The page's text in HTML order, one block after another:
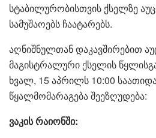
სტაბილურობისთვის ქსელზე
სამუშაოებს ჩაატარებს.
აღნიშნულთან დაკავშირებით
მაგისტრალური ქსელის
ხვალ, 15 აპრილს 10:00
წყალმომარაგება შეეზღუდება:
ვაკის რაიონში: